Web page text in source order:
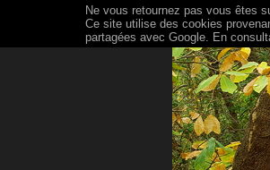
Ne vous retournez pas vous êtes
Ce site utilise des cookies
partagées avec Google. En